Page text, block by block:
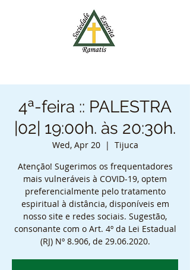
4ª-feira :: PALESTRA
|02| 19:00h. às 20:30h.
Wed, Apr 20
  |
Tijuca
Atenção! Sugerimos os frequentadores
mais vulneráveis à COVID-19, optem
preferencialmente pelo tratamento
espiritual à distância, disponíveis em
nosso site e redes sociais. Sugestão,
consonante com o Art. 4º da Lei Estadual
(RJ) Nº 8.906, de 29.06.2020.